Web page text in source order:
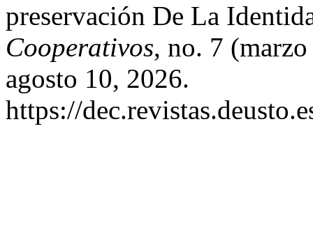
preservación De La
Cooperativos, no. 7
agosto 10, 2026.
https://